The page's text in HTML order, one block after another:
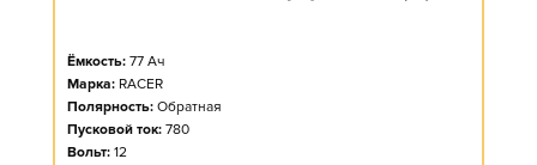
Ёмкость: 77 Ач
Марка: RACER
Полярность: Обратная
Пусковой ток: 780
Вольт: 12